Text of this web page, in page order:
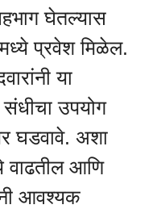
घेतल्यास
प्रवेश मिळेल.
या
संधीचा उपयोग
घडवावे. अशा
वाढतील आणि
आवश्यक